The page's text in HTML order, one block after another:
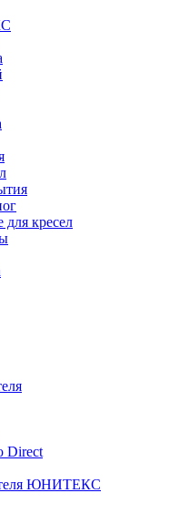
кресел
Direct
ЮНИТЕКС